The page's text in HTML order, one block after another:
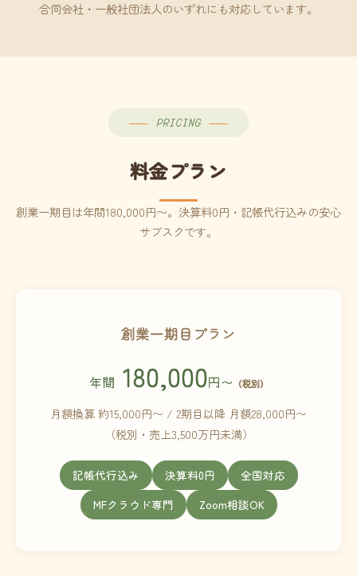
合同会社・一般社団法人のいずれにも対応しています。
PRICING
料金プラン
創業一期目は年間180,000円〜。決算料0円・記帳代行込みの安心
サブスクです。
創業一期目プラン
年間 180,000円〜 （税別）
月額換算 約15,000円〜 / 2期目以降 月額28,000円〜
（税別・売上3,500万円未満）
記帳代行込み 決算料0円
全国対応
MFクラウド専門
Zoom相談OK